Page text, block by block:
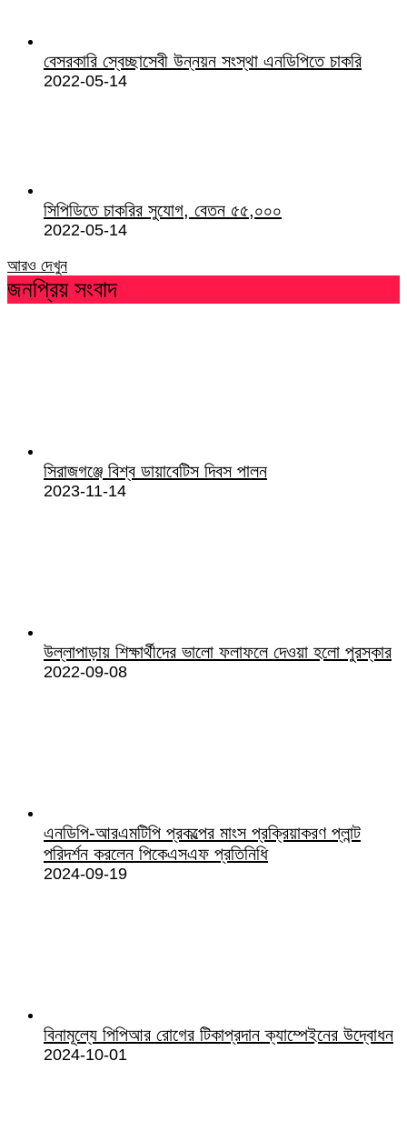
বেসরকারি স্বেচ্ছাসেবী উন্নয়ন সংস্থা এনডিপিতে চাকরি
2022-05-14
সিপিডিতে চাকরির সুযোগ, বেতন ৫৫,০০০
2022-05-14
আরও দেখুন
জনপ্রিয় সংবাদ
সিরাজগঞ্জে বিশ্ব ডায়াবেটিস দিবস পালন
2023-11-14
উল্লাপাড়ায় শিক্ষার্থীদের ভালো ফলাফলে দেওয়া হলো পুরস্কার
2022-09-08
এনডিপি-আরএমটিপি প্রকল্পের মাংস প্রক্রিয়াকরণ প্লান্ট
পরিদর্শন করলেন পিকেএসএফ প্রতিনিধি
2024-09-19
বিনামূল্যে পিপিআর রোগের টিকাপ্রদান ক্যাম্পেইনের উদ্বোধন
2024-10-01